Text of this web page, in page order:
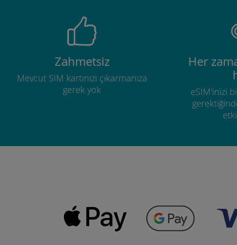
Zahmetsiz
Mevcut SIM kartınızı çıkarmanıza
gerek yok
Her
eSIM'inizi